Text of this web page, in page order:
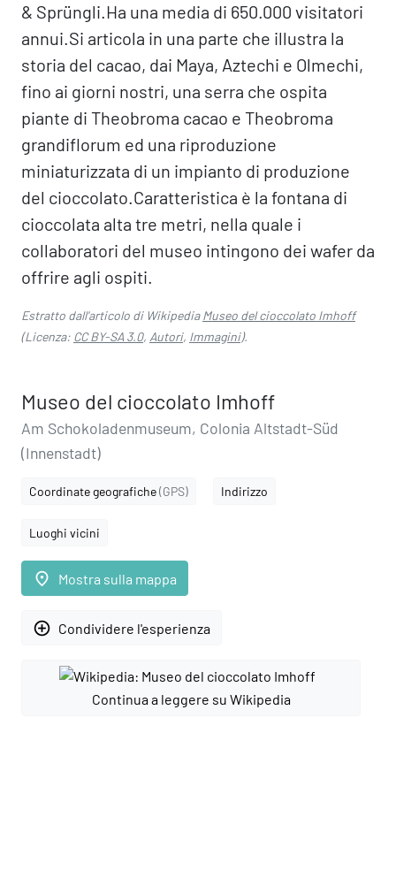
& Sprüngli.Ha una media di 650.000 visitatori
annui.Si articola in una parte che illustra la
storia del cacao, dai Maya, Aztechi e Olmechi,
fino ai giorni nostri, una serra che ospita
piante di Theobroma cacao e Theobroma
grandiflorum ed una riproduzione
miniaturizzata di un impianto di produzione
del cioccolato.Caratteristica è la fontana di
cioccolata alta tre metri, nella quale i
collaboratori del museo intingono dei wafer da
offrire agli ospiti.
Estratto dall'articolo di WikipediaMuseo del cioccolato Imhoff
(Licenza: CC BY-SA 3.0, Autori, Immagini).
Museo del cioccolato Imhoff
Am Schokoladenmuseum, Colonia Altstadt-Süd
(Innenstadt)
Coordinate geografiche(GPS) Indirizzo
Luoghi vicini
place Mostra sulla mappa
add_circle_outline Condividere l'esperienza
Continua a leggere su Wikipedia